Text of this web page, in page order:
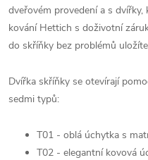
dveřovém provedení a s
kování Hettich s doživotní
do skříňky bez problémů
Dvířka skříňky se otevírají
sedmi typů:
T01 - oblá úchytka s
T02 - elegantní kovová